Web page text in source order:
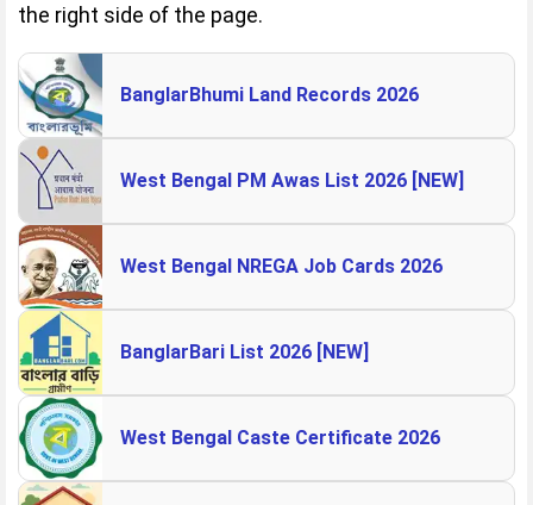
the right side of the page.
BanglarBhumi Land Records 2026
West Bengal PM Awas List 2026 [NEW]
West Bengal NREGA Job Cards 2026
BanglarBari List 2026 [NEW]
West Bengal Caste Certificate 2026